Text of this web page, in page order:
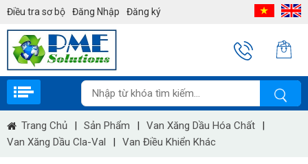
Điều tra sơ bộ Đăng Nhập Đăng ký
Trang Chủ | Sản Phẩm | Van Xăng Dầu Hóa Chất
|
Van Xăng Dầu Cla-Val
| Van Điều Khiển Khác